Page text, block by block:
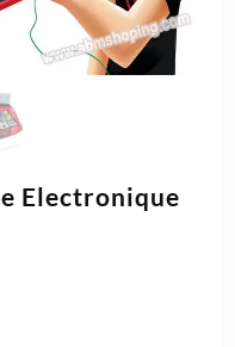
Electronique